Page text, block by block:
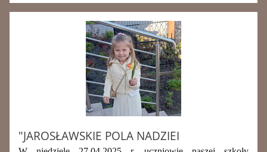
"JAROSŁAWSKIE POLA NADZIEI